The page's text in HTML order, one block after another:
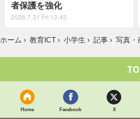
者保護を強化
2026.7.31 Fri 13:45
ホーム › 教育ICT › 小学生 › 記事 › 写真・
Home Facebook X